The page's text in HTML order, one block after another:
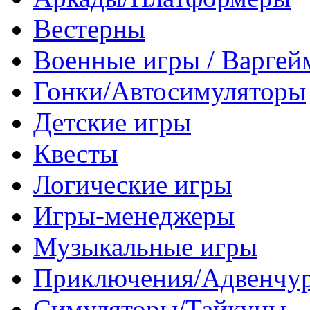
Вестерны
Военные игры /
Гонки/Автосимуляторы
Детские игры
Квесты
Логические игры
Игры-менеджеры
Музыкальные игры
Приключения/